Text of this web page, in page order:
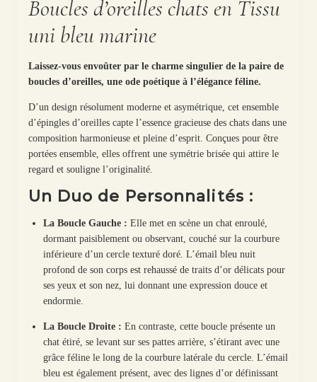
Boucles d’oreilles chats en Tissu
uni bleu marine
Laissez-vous envoûter par le charme singulier de la paire de
boucles d’oreilles, une ode poétique à l’élégance féline.
D’un design résolument moderne et asymétrique, cet ensemble
d’épingles d’oreilles capte l’essence gracieuse des chats dans une
composition harmonieuse et pleine d’esprit. Conçues pour être
portées ensemble, elles offrent une symétrie brisée qui attire le
regard et souligne l’originalité.
Un Duo de Personnalités :
La Boucle Gauche : Elle met en scène un chat enroulé,
dormant paisiblement ou observant, couché sur la courbure
inférieure d’un cercle texturé doré. L’émail bleu nuit
profond de son corps est rehaussé de traits d’or délicats pour
ses yeux et son nez, lui donnant une expression douce et
endormie.
La Boucle Droite : En contraste, cette boucle présente un
chat étiré, se levant sur ses pattes arrière, s’étirant avec une
grâce féline le long de la courbure latérale du cercle. L’émail
bleu est également présent, avec des lignes d’or définissant